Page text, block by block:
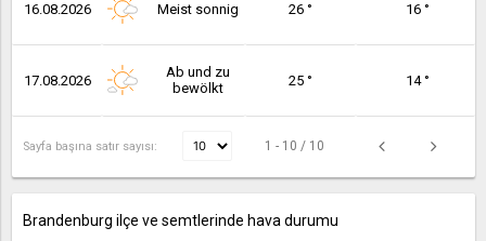
16.08.2026 Meist sonnig 26 ° 16 °
17.08.2026
Ab und zu
bewölkt
25 ° 14 °
Sayfa başına satır sayısı: 1 - 10 / 10
Brandenburg ilçe ve semtlerinde hava durumu